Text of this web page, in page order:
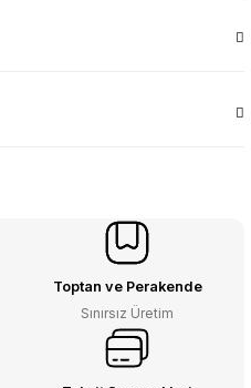
Toptan ve Perakende
Sınırsız Üretim